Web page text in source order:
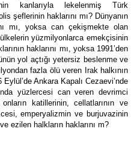
kanlarıyla lekelenmiş Türk
şeflerinin haklarını mı? Dünyanın
mı, yoksa can çekişmekte olan
yüzmilyonlarca emekçisinin
haklarını mı, yoksa 1991’den
yol açtığı yetersiz beslenme ve
fazla ölü veren Irak halkının
Ankara Kapalı Cezaevi’nde
yüzlercesi can veren devrimci
katillerinin, cellatlarının ve
emperyalizmin ve burjuvazinin
ezilen halkların haklarını m?